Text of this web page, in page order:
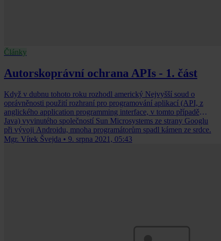
Články
Autorskoprávní ochrana APIs - 1. část
Když v dubnu tohoto roku rozhodl americký Nejvyšší soud o
oprávněnosti použití rozhraní pro programování aplikací (API, z
anglického application programming interface, v tomto případě
Java) vyvinutého společností Sun Microsystems ze strany Googlu
při vývoji Androidu, mnoha programátorům spadl kámen ze srdce.
Mgr. Vítek Švejda • 9. srpna 2021, 05:43